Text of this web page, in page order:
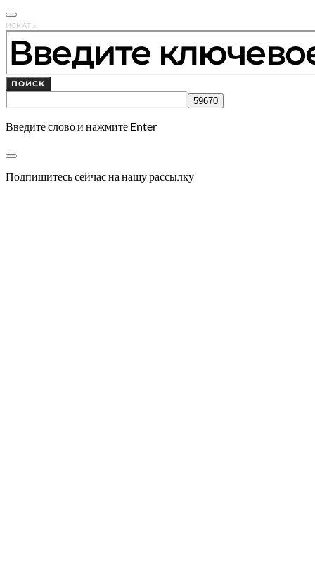
ИСКАТЬ:
ПОИСК
Введите слово и нажмите Enter
Подпишитесь сейчас на нашу рассылку